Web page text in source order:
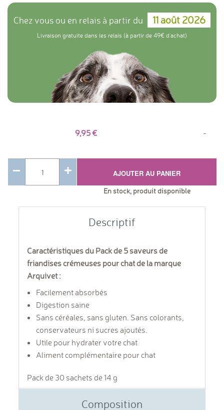
Chez vous ou en relais à partir du 11 août 2026
Livraison gratuite dans les relais (à partir de 49€ d'achat)
9,95 -
AJOUTER AU PANIER
En stock, produit disponible
Descriptif
Caractéristiques du Pack de 5 saveurs de
friandises crémeuses pour chat de la marque
Arquivet :
Facilement absorbés
Digestion saine
Sans céréales, sans gluten. Sans colorants,
conservateurs ni sucres ajoutés.
Utile pour hydrater votre chat
Aliment complémentaire pour chat
Pack de 30 sachets de 14 g
Composition